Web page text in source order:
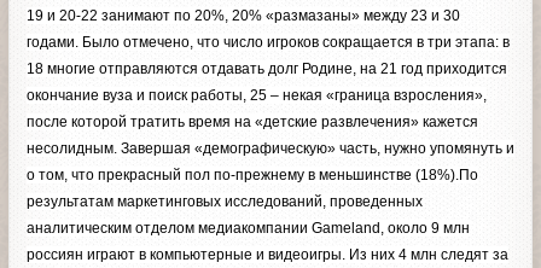
19 и 20-22 занимают по 20%, 20% «размазаны» между 23 и 30
годами. Было отмечено, что число игроков сокращается в три этапа: в
18 многие отправляются отдавать долг Родине, на 21 год приходится
окончание вуза и поиск работы, 25 – некая «граница взросления»,
после которой тратить время на «детские развлечения» кажется
несолидным. Завершая «демографическую» часть, нужно упомянуть и
о том, что прекрасный пол по-прежнему в меньшинстве (18%).По
результатам маркетинговых исследований, проведенных
аналитическим отделом медиакомпании Gameland, около 9 млн
россиян играют в компьютерные и видеоигры. Из них 4 млн следят за